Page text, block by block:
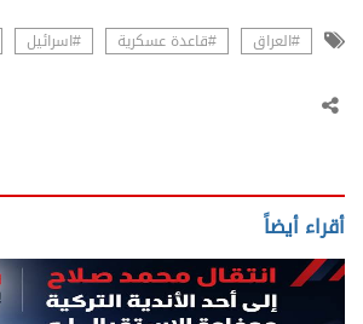
#العراق #قاعدة عسكرية #اسرائيل
أقراء أيضاً